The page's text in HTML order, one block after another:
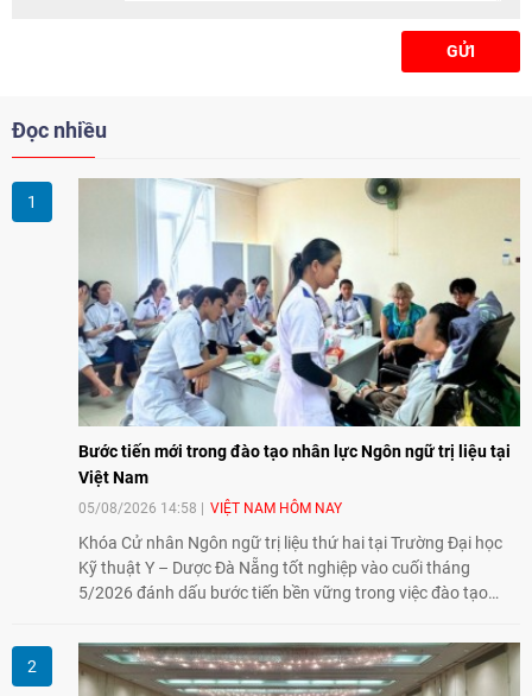
GỬI
Đọc nhiều
Bước tiến mới trong đào tạo nhân lực Ngôn ngữ trị liệu tại
Việt Nam
05/08/2026 14:58 VIỆT NAM HÔM NAY
Khóa Cử nhân Ngôn ngữ trị liệu thứ hai tại Trường Đại học
Kỹ thuật Y – Dược Đà Nẵng tốt nghiệp vào cuối tháng
5/2026 đánh dấu bước tiến bền vững trong việc đào tạo
tại Việt Nam.